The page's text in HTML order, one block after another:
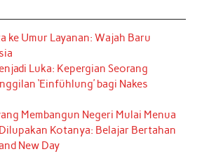
ke Umur Layanan: Wajah Baru
Luka: Kepergian Seorang
‘Einfühlung’ bagi Nakes
Membangun Negeri Mulai Menua
Kotanya: Belajar Bertahan
New Day